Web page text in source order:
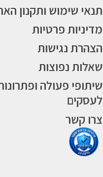
תנאי שימוש ותקנון
מדיניות פרטיות
הצהרת נגישות
שאלות נפוצות
שיתופי פעולה
לעסקים
צרו קשר